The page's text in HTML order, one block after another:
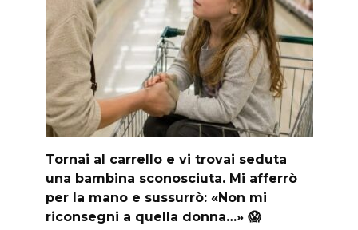
Tornai al carrello e vi trovai seduta
una bambina sconosciuta. Mi afferrò
per la mano e sussurrò: «Non mi
riconsegni a quella donna…» 😱